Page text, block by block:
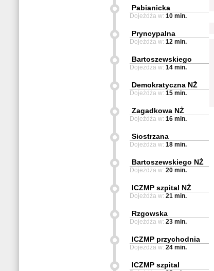
Pabianicka
Dojeżdża w: 10 min.
Pryncypalna
Dojeżdża w: 12 min.
Bartoszewskiego
Dojeżdża w: 14 min.
Demokratyczna NŻ
Dojeżdża w: 15 min.
Zagadkowa NŻ
Dojeżdża w: 16 min.
Siostrzana
Dojeżdża w: 18 min.
Bartoszewskiego NŻ
Dojeżdża w: 20 min.
ICZMP szpital NŻ
Dojeżdża w: 21 min.
Rzgowska
Dojeżdża w: 23 min.
ICZMP przychodnia
Dojeżdża w: 24 min.
ICZMP szpital